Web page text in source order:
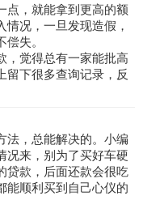
点，就能拿到更高的额
况，一旦发现造假，
失。
，觉得总有一家能批高
留下很多查询记录，反
法，总能解决的。小编
况来，别为了买好车硬
贷款，后面还款会很吃
能顺利买到自己心仪的